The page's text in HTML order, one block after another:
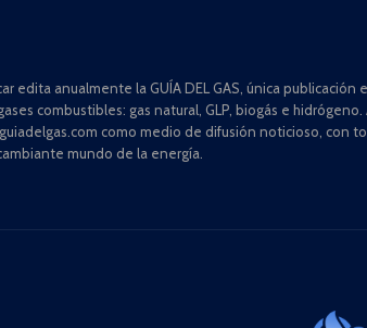
edita anualmente la GUÍA DEL GAS, única publicación
combustibles: gas natural, GLP, biogás e hidrógeno.
como medio de difusión noticioso, con
mundo de la energía.